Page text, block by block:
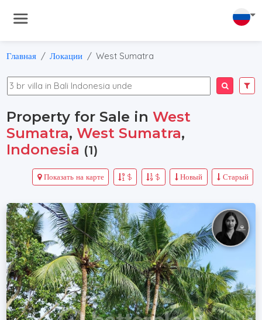
Главная Локации West Sumatra
Property for Sale inWest
Sumatra,West Sumatra,
Indonesia (1)
Старый
Новый
$
$
Показать на карте